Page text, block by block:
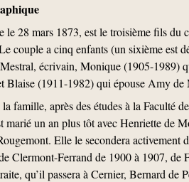
le 28 mars 1873, est le troisième fils
couple a cinq enfants (un sixième est
écrivain, Monique (1905-1989)
Blaise (1911-1982) qui épouse Amy
famille, après des études à la Faculté
marié un an plus tôt avec Henriette de
Elle le secondera activement
Clermont-Ferrand de 1900 à 1907, de
qu’il passera à Cernier, Bernard